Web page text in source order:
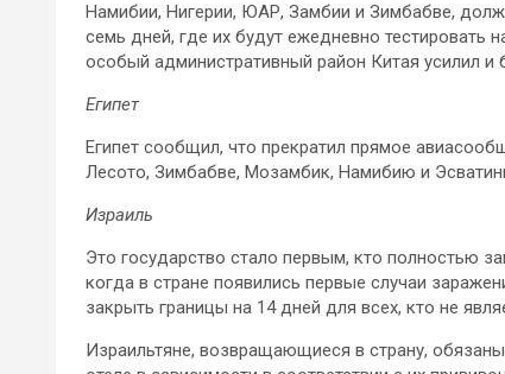
Намибии, Нигерии, ЮАР, Замбии и Зимбабве,
семь дней, где их будут ежедневно тестировать
особый административный район Китая усилил и
Египет
Египет сообщил, что прекратил прямое
Лесото, Зимбабве, Мозамбик, Намибию и
Израиль
Это государство стало первым, кто полностью
когда в стране появились первые случаи
закрыть границы на 14 дней для всех, кто не
Израильтяне, возвращающиеся в страну,